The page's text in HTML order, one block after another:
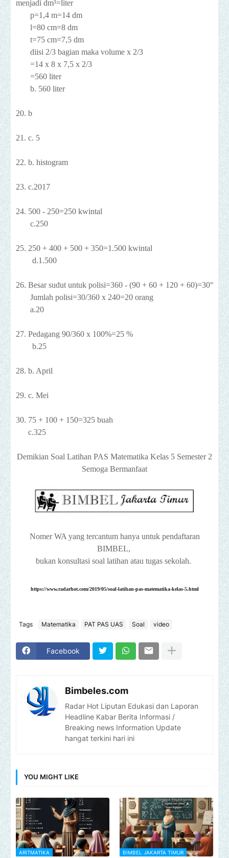
menjadi dm³=liter
p=1,4 m=14 dm
l=80 cm=8 dm
t=75 cm=7,5 dm
diisi 2/3 bagian maka volume x 2/3
=14 x 8 x 7,5 x 2/3
=560 liter
b. 560 liter
20. b
21. c. 5
22. b. histogram
23. c.2017
24. 500 - 250=250 kwintal
c.250
25. 250 + 400 + 500 + 350=1.500 kwintal
d.1.500
26. Besar sudut untuk polisi=360 - (90 + 60 + 120 + 60)=30°
Jumlah polisi=30/360 x 240=20 orang
a.20
27. Pedagang 90/360 x 100%=25 %
b.25
28. b. April
29. c. Mei
30. 75 + 100 + 150=325 buah
c.325
Demikian Soal Latihan PAS Matematika Kelas 5 Semester 2
Semoga Bermanfaat
Nomer WA yang tercantum hanya untuk pendaftaran
BIMBEL,
bukan konsultasi soal latihan atau tugas sekolah.
https://www.radarhot.com/2019/05/soal-latihan-pas-matematika-kelas-5.html
Tags Matematika PAT PAS UAS Soal video
Facebook
Bimbeles.com
Radar Hot Liputan Edukasi dan Laporan
Headline Kabar Berita Informasi /
Breaking news Information Update
hangat terkini hari ini
YOU MIGHT LIKE
ARITMATIKA BIMBEL JAKARTA TIMUR